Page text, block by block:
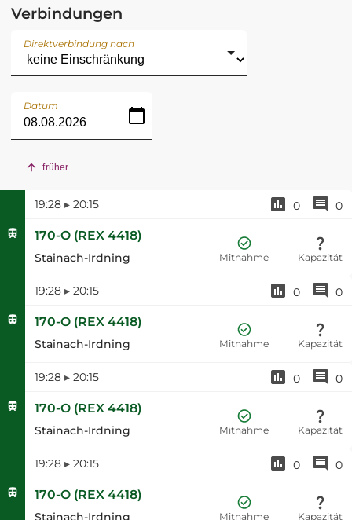
Verbindungen
Direktverbindung nach
Datum
früher
19:28 ▸ 20:15 0 0
170-O (REX 4418)
Stainach-Irdning Mitnahme Kapazität
19:28 ▸ 20:15 0 0
170-O (REX 4418)
Stainach-Irdning Mitnahme Kapazität
19:28 ▸ 20:15 0 0
170-O (REX 4418)
Stainach-Irdning Mitnahme Kapazität
19:28 ▸ 20:15 0 0
170-O (REX 4418)
Stainach-Irdning Mitnahme Kapazität